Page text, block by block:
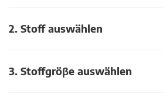
2. Stoff auswählen
3. Stoffgröβe auswählen